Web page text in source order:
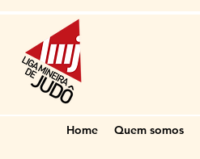
Home Quem somos